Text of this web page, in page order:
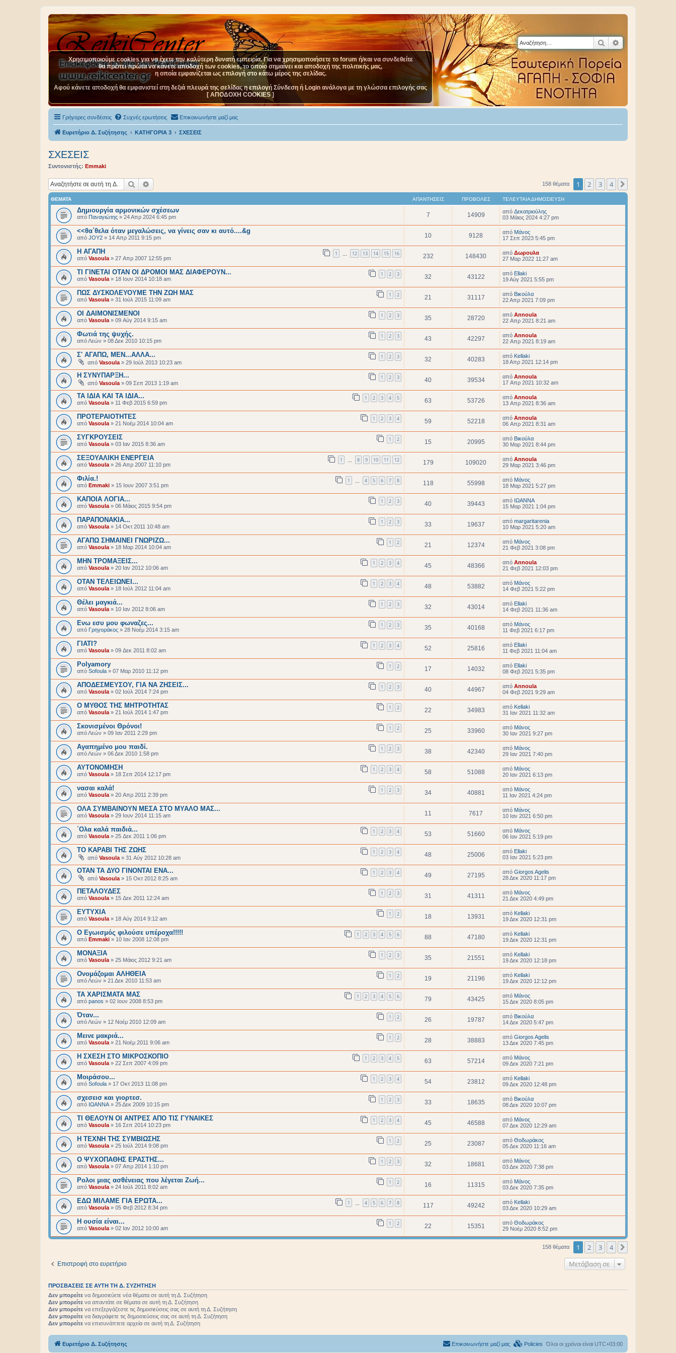
Αναζήτηση
Γρήγορες συνδέσεις Συχνές ερωτήσεις Επικοινωνήστε μαζί μας
Ευρετήριο Δ. Συζήτησης ΚΑΤΗΓΟΡΙΑ 3 ΣΧΕΣΕΙΣ
ΣΧΕΣΕΙΣ
Συντονιστής: Emmaki
Αναζήτηση 158 θέματα 1 2 3 4
ΘΈΜΑΤΑ ΑΠΑΝΤΉΣΕΙΣ ΠΡΟΒΟΛΈΣ ΤΕΛΕΥΤΑΊΑ ΔΗΜΟΣΊΕΥΣΗ
Δημιουργία αρμονικών σχέσεων
από Παναγιώτης » 24 Απρ 2024 6:45 pm 7 14909 από Δεκατριούλης
03 Μάιος 2024 4:27 pm
<<θα΄θελα όταν μεγαλώσεις, να γίνεις σαν κι αυτό....&g
από JOY2 » 14 Απρ 2011 9:15 pm 10 9128 από Μάνος
17 Σεπ 2023 5:45 pm
Η ΑΓΑΠΗ
από Vasoula » 27 Απρ 2007 12:55 pm
1 12 13 14 15 16 232 148430 από Δωρουλα
27 Μαρ 2022 11:27 am
ΤΙ ΓΙΝΕΤΑΙ ΟΤΑΝ ΟΙ ΔΡΟΜΟΙ ΜΑΣ ΔΙΑΦΕΡΟΥΝ...
από Vasoula » 18 Ιουν 2014 10:18 am
1 2 3 32 43122 από Ellaki
19 Αύγ 2021 5:55 pm
ΠΩΣ ΔΥΣΚΟΛΕΥΟΥΜΕ ΤΗΝ ΖΩΗ ΜΑΣ
από Vasoula » 31 Ιούλ 2015 11:09 am
1 2 21 31117 από Βικούλα
22 Απρ 2021 7:09 pm
ΟΙ ΔΑΙΜΟΝΙΣΜΕΝΟΙ
από Vasoula » 09 Αύγ 2014 9:15 am
1 2 3 35 28720 από Annoula
22 Απρ 2021 8:21 am
Φωτιά της ψυχής.
απόΛεών » 08 Δεκ 2010 10:15 pm
1 2 3 43 42297 από Annoula
22 Απρ 2021 8:19 am
Σ' ΑΓΑΠΩ, ΜΕΝ...ΑΛΛΑ...
από Vasoula » 29 Ιούλ 2013 10:23 am
1 2 3 32 40283 από Kellaki
18 Απρ 2021 12:14 pm
Η ΣΥΝΥΠΑΡΞΗ...
από Vasoula » 09 Σεπ 2013 1:19 am
1 2 3 40 39534 από Annoula
17 Απρ 2021 10:32 am
ΤΑ ΙΔΙΑ ΚΑΙ ΤΑ ΙΔΙΑ...
από Vasoula » 11 Φεβ 2015 6:59 pm
1 2 3 4 5 63 53726 από Annoula
13 Απρ 2021 8:36 am
ΠΡΟΤΕΡΑΙΟΤΗΤΕΣ
από Vasoula » 21 Νοέμ 2014 10:04 am
1 2 3 4 59 52218 από Annoula
06 Απρ 2021 8:31 am
ΣΥΓΚΡΟΥΣΕΙΣ
από Vasoula » 03 Ιαν 2015 8:36 am
1 2 15 20995 από Βικούλα
30 Μαρ 2021 8:44 pm
ΣΕΞΟΥΑΛΙΚΗ ΕΝΕΡΓΕΙΑ
από Vasoula » 26 Απρ 2007 11:10 pm
1 8 9 10 11 12 179 109020 από Annoula
29 Μαρ 2021 3:46 pm
Φιλία.!
από Emmaki » 15 Ιουν 2007 3:51 pm
1 4 5 6 7 8 118 55998 από Μάνος
18 Μαρ 2021 5:27 pm
ΚΑΠΟΙΑ ΛΟΓΙΑ...
από Vasoula » 06 Μάιος 2015 9:54 pm
1 2 3 40 39443 από ΙΩΑΝΝΑ
15 Μαρ 2021 1:04 pm
ΠΑΡΑΠΟΝΑΚΙΑ...
από Vasoula » 14 Οκτ 2011 10:48 am
1 2 3 33 19637 από margaritarenia
10 Μαρ 2021 5:20 am
ΑΓΑΠΩ ΣΗΜΑΙΝΕΙ ΓΝΩΡΙΖΩ...
από Vasoula » 18 Μαρ 2014 10:04 am
1 2 21 12374 από Μάνος
21 Φεβ 2021 3:08 pm
ΜΗΝ ΤΡΟΜΑΞΕΙΣ...
από Vasoula » 20 Ιαν 2012 10:06 am
1 2 3 4 45 48366 από Annoula
21 Φεβ 2021 12:03 pm
ΟΤΑΝ ΤΕΛΕΙΩΝΕΙ...
από Vasoula » 18 Ιούλ 2012 11:04 am
1 2 3 4 48 53882 από Μάνος
14 Φεβ 2021 5:22 pm
Θέλει μαγκιά...
από Vasoula » 10 Ιαν 2012 8:06 am
1 2 3 32 43014 από Ellaki
14 Φεβ 2021 11:36 am
Ενω εσυ μου φωναζες...
από Γρηγοράκος » 28 Νοέμ 2014 3:15 am
1 2 3 35 40168 από Μάνος
11 Φεβ 2021 6:17 pm
ΓΙΑΤΙ?
από Vasoula » 09 Δεκ 2011 8:02 am
1 2 3 4 52 25816 από Ellaki
11 Φεβ 2021 11:04 am
Polyamory
από Sofoula » 07 Μαρ 2010 11:12 pm
1 2 17 14032 από Ellaki
08 Φεβ 2021 5:35 pm
ΑΠΟΔΕΣΜΕΥΣΟΥ, ΓΙΑ ΝΑ ΖΗΣΕΙΣ...
από Vasoula » 02 Ιούλ 2014 7:24 pm
1 2 3 40 44967 από Annoula
04 Φεβ 2021 9:29 am
Ο ΜΥΘΟΣ ΤΗΣ ΜΗΤΡΟΤΗΤΑΣ
από Vasoula » 21 Ιούλ 2014 1:47 pm
1 2 22 34983 από Kellaki
31 Ιαν 2021 11:32 am
Σκονισμένοι Θρόνοι!
απόΛεών » 09 Ιαν 2011 2:29 pm
1 2 25 33960 από Μάνος
30 Ιαν 2021 9:27 pm
Αγαπημένο μου παιδί.
απόΛεών » 06 Δεκ 2010 1:58 pm
1 2 3 38 42340 από Μάνος
29 Ιαν 2021 7:40 pm
ΑΥΤΟΝΟΜΗΣΗ
από Vasoula » 18 Σεπ 2014 12:17 pm
1 2 3 4 58 51088 από Μάνος
20 Ιαν 2021 6:13 pm
νασαι καλά!
από Vasoula » 20 Απρ 2011 2:39 pm
1 2 3 34 40881 από Μάνος
11 Ιαν 2021 4:24 pm
ΟΛΑ ΣΥΜΒΑΙΝΟΥΝ ΜΕΣΑ ΣΤΟ ΜΥΑΛΟ ΜΑΣ...
από Vasoula » 29 Ιουν 2014 11:15 am 11 7617 από Μάνος
10 Ιαν 2021 6:50 pm
΄Ολα καλά παιδιά...
από Vasoula » 25 Δεκ 2011 1:06 pm
1 2 3 4 53 51660 από Μάνος
06 Ιαν 2021 5:19 pm
ΤΟ ΚΑΡΑΒΙ ΤΗΣ ΖΩΗΣ
από Vasoula » 31 Αύγ 2012 10:28 am
1 2 3 4 48 25006 από Ellaki
03 Ιαν 2021 5:23 pm
ΟΤΑΝ ΤΑ ΔΥΟ ΓΙΝΟΝΤΑΙ ΕΝΑ...
από Vasoula » 15 Οκτ 2012 8:25 am
1 2 3 4 49 27195 από Giorgos Agelis
28 Δεκ 2020 11:17 pm
ΠΕΤΑΛΟΥΔΕΣ
από Vasoula » 15 Δεκ 2011 12:24 am
1 2 3 31 41311 από Μάνος
21 Δεκ 2020 4:49 pm
ΕΥΤΥΧΙΑ
από Vasoula » 18 Αύγ 2014 9:12 am
1 2 18 13931 από Kellaki
19 Δεκ 2020 12:31 pm
Ο Εγωισμός φιλούσε υπέροχα!!!!!
από Emmaki » 10 Ιαν 2008 12:08 pm
1 2 3 4 5 6 88 47180 από Kellaki
19 Δεκ 2020 12:31 pm
ΜΟΝΑΞΙΑ
από Vasoula » 25 Μάιος 2012 9:21 am
1 2 3 35 21551 από Kellaki
19 Δεκ 2020 12:18 pm
Ονομάζομαι ΑΛΗΘΕΙΑ
απόΛεών » 21 Δεκ 2010 11:53 am
1 2 19 21196 από Kellaki
19 Δεκ 2020 12:12 pm
ΤΑ ΧΑΡΙΣΜΑΤΑ ΜΑΣ
από panos » 02 Ιουν 2008 8:53 pm
1 2 3 4 5 6 79 43425 από Μάνος
15 Δεκ 2020 8:05 pm
Όταν...
απόΛεών » 12 Νοέμ 2010 12:09 am
1 2 26 19787 από Βικούλα
14 Δεκ 2020 5:47 pm
Μεινε μακριά...
από Vasoula » 21 Νοέμ 2011 9:06 am
1 2 28 38883 από Giorgos Agelis
13 Δεκ 2020 7:45 pm
H ΣΧΕΣΗ ΣΤΟ ΜΙΚΡΟΣΚΟΠΙΟ
από Vasoula » 22 Σεπ 2007 4:09 pm
1 2 3 4 5 63 57214 από Μάνος
09 Δεκ 2020 7:21 pm
Μοιράσου...
από Sofoula » 17 Οκτ 2013 11:08 pm
1 2 3 4 54 23812 από Kellaki
09 Δεκ 2020 12:48 pm
σχεσεισ και γιορτεσ.
από ΙΩΑΝΝΑ » 25 Δεκ 2009 10:15 pm
1 2 3 33 18635 από Βικούλα
08 Δεκ 2020 10:07 pm
ΤΙ ΘΕΛΟΥΝ ΟΙ ΑΝΤΡΕΣ ΑΠΟ ΤΙΣ ΓΥΝΑΙΚΕΣ
από Vasoula » 16 Σεπ 2014 10:23 pm
1 2 3 4 45 46588 από Μάνος
07 Δεκ 2020 12:29 am
Η ΤΕΧΝΗ ΤΗΣ ΣΥΜΒΙΩΣΗΣ
από Vasoula » 25 Ιούλ 2014 9:08 pm
1 2 25 23087 από Θοδωράκος
05 Δεκ 2020 11:16 am
Ο ΨΥΧΟΠΑΘΗΣ ΕΡΑΣΤΗΣ...
από Vasoula » 07 Απρ 2014 1:10 pm
1 2 3 32 18681 από Μάνος
03 Δεκ 2020 7:38 pm
Ρολοι μιας ασθένειας που λέγεται Ζωή...
από Vasoula » 24 Ιούλ 2011 8:02 am
1 2 16 11315 από Μάνος
03 Δεκ 2020 7:35 pm
ΕΔΩ ΜΙΛΑΜΕ ΓΙΑ ΕΡΩΤΑ...
από Vasoula » 05 Φεβ 2012 8:34 pm
1 4 5 6 7 8 117 49242 από Kellaki
03 Δεκ 2020 10:29 am
Η ουσία είναι...
από Vasoula » 02 Ιαν 2012 10:00 am
1 2 22 15351 από Θοδωράκος
29 Νοέμ 2020 8:52 pm
158 θέματα 1 2 3 4
Επιστροφή στο ευρετήριο Μετάβαση σε
ΠΡΟΣΒΆΣΕΙΣ ΣΕ ΑΥΤΉ ΤΗ Δ. ΣΥΖΉΤΗΣΗ
Δεν μπορείτε να δημοσιεύετε νέα θέματα σε αυτή τη Δ. Συζήτηση
Δεν μπορείτε να απαντάτε σε θέματα σε αυτή τη Δ. Συζήτηση
Δεν μπορείτε να επεξεργάζεστε τις δημοσιεύσεις σας σε αυτή τη Δ. Συζήτηση
Δεν μπορείτε να διαγράφετε τις δημοσιεύσεις σας σε αυτή τη Δ. Συζήτηση
Δεν μπορείτε να επισυνάπτετε αρχεία σε αυτή τη Δ. Συζήτηση
Χρησιμοποιούμε cookies για να έχετε την καλύτερη δυνατή εμπειρία. Για να χρησιμοποιήσετε το forum ή/και να συνδεθείτε
θα πρέπει πρώτα να κάνετε αποδοχή των cookies, το οποίο σημαίνει και αποδοχή της πολιτικής μας,
η οποία εμφανίζεται ως επιλογή στο κάτω μέρος της σελίδας.
Αφού κάνετε αποδοχή θα εμφανιστεί στη δεξιά πλευρά της σελίδας η επιλογή Σύνδεση ή Login ανάλογα με τη γλώσσα επιλογής σας
[ ΑΠΟΔΟΧΗ COOKIES ]
Ευρετήριο Δ. Συζήτησης Όλοι οι χρόνοι είναι UTC+03:00
Policies
Επικοινωνήστε μαζί μας